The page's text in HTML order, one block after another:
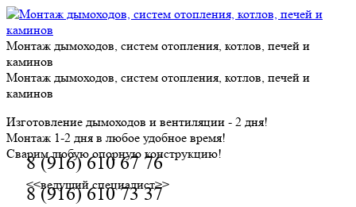
Skip
to
content
Монтаж дымоходов, систем отопления, котлов, печей и
каминов
Монтаж дымоходов, систем отопления, котлов, печей и
каминов
Изготовление дымоходов и вентиляции - 2 дня!
Монтаж 1-2 дня в любое удобное время!
Сварим любую опорную конструкцию!
8 (916) 610 67 76
<<ведущий специалист>>
8 (916) 610 73 37